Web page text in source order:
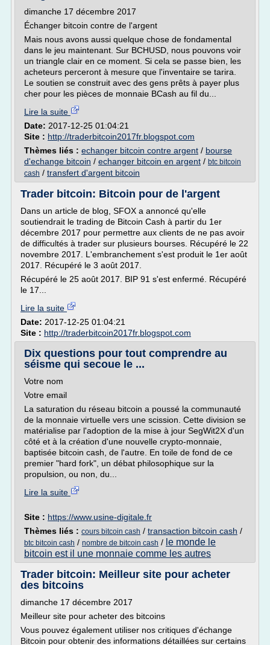
dimanche 17 décembre 2017
Échanger bitcoin contre de l'argent
Mais nous avons aussi quelque chose de fondamental
dans le jeu maintenant. Sur BCHUSD, nous pouvons voir
un triangle clair en ce moment. Si cela se passe bien, les
acheteurs perceront à mesure que l'inventaire se tarira.
Le soutien se construit avec des gens prêts à payer plus
cher pour les pièces de monnaie BCash au fil du...
Lire la suite
Date: 2017-12-25 01:04:21
Site : http://traderbitcoin2017fr.blogspot.com
Thèmes liés : echanger bitcoin contre argent / bourse
d'echange bitcoin / echanger bitcoin en argent / btc bitcoin
cash / transfert d'argent bitcoin
Trader bitcoin: Bitcoin pour de l'argent
Dans un article de blog, SFOX a annoncé qu'elle
soutiendrait le trading de Bitcoin Cash à partir du 1er
décembre 2017 pour permettre aux clients de ne pas avoir
de difficultés à trader sur plusieurs bourses. Récupéré le 22
novembre 2017. L'embranchement s'est produit le 1er août
2017. Récupéré le 3 août 2017.
Récupéré le 25 août 2017. BIP 91 s'est enfermé. Récupéré
le 17...
Lire la suite
Date: 2017-12-25 01:04:21
Site : http://traderbitcoin2017fr.blogspot.com
Dix questions pour tout comprendre au
séisme qui secoue le ...
Votre nom
Votre email
La saturation du réseau bitcoin a poussé la communauté
de la monnaie virtuelle vers une scission. Cette division se
matérialise par l'adoption de la mise à jour SegWit2X d'un
côté et à la création d'une nouvelle crypto-monnaie,
baptisée bitcoin cash, de l'autre. En toile de fond de ce
premier "hard fork", un débat philosophique sur la
propulsion, ou non, du...
Lire la suite
Site : https://www.usine-digitale.fr
Thèmes liés : cours bitcoin cash / transaction bitcoin cash /
btc bitcoin cash / nombre de bitcoin cash / le monde le
bitcoin est il une monnaie comme les autres
Trader bitcoin: Meilleur site pour acheter
des bitcoins
dimanche 17 décembre 2017
Meilleur site pour acheter des bitcoins
Vous pouvez également utiliser nos critiques d'échange
Bitcoin pour obtenir des informations détaillées sur certains